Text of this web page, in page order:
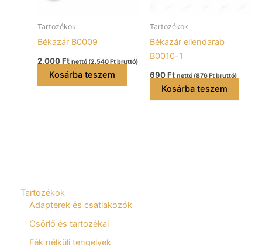
Tartozékok
Adapterek és csatlakozók
Csörlő és tartozékai
Fék nélküli tengelyek
Tartozékok
Békazár B0009
2.000Ft nettó (2.540Ftbruttó)
Kosárba teszem
Tartozékok
Békazár ellendarab
B0010-1
690Ft nettó (876Ftbruttó)
Kosárba teszem